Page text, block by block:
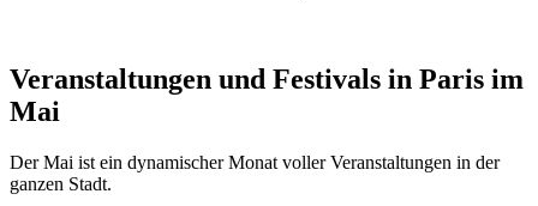
Veranstaltungen und Festivals in Paris im
Mai
Der Mai ist ein dynamischer Monat voller Veranstaltungen in der
ganzen Stadt.